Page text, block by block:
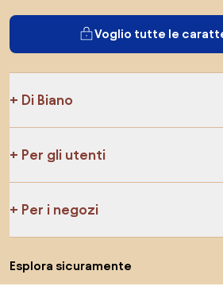
Voglio tutte le
Di Biano
Per gli utenti
Per i negozi
Esplora sicuramente